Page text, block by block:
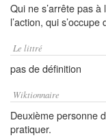
Qui ne s’arrête pas
l’action, qui s’occupe
Le littré
pas de définition
Wiktionnaire
Deuxième personne
pratiquer.